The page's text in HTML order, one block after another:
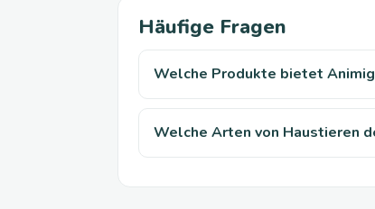
Häufige Fragen
Welche Produkte bietet
Welche Arten von Haustieren